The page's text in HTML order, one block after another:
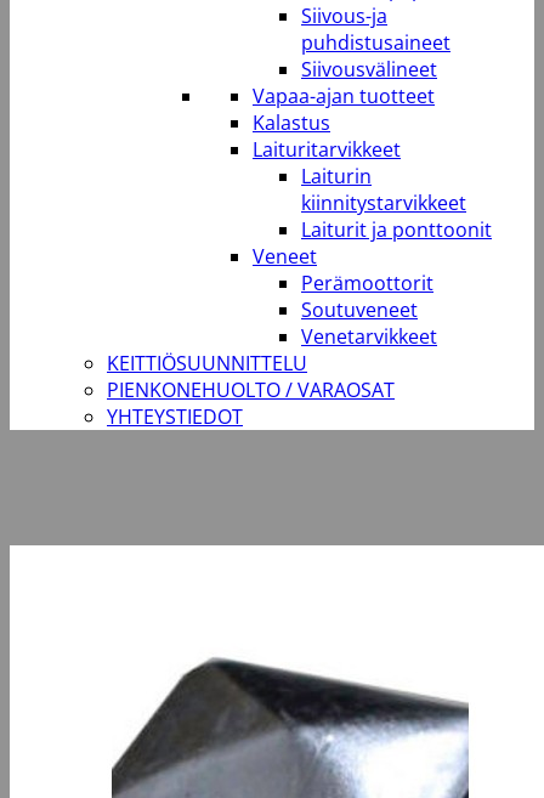
Siivous-ja
puhdistusaineet
Siivousvälineet
Vapaa-ajan tuotteet
Kalastus
Laituritarvikkeet
Laiturin
kiinnitystarvikkeet
Laiturit ja ponttoonit
Veneet
Perämoottorit
Soutuveneet
Venetarvikkeet
KEITTIÖSUUNNITTELU
PIENKONEHUOLTO / VARAOSAT
YHTEYSTIEDOT